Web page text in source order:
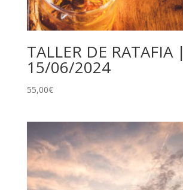
TALLER DE RATAFIA |
15/06/2024
55,00€